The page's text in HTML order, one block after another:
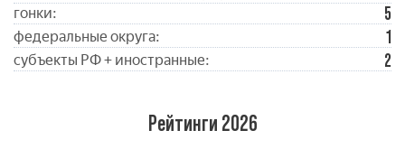
гонки: 5
федеральные округа: 1
субъекты РФ + иностранные: 2
Рейтинги 2026